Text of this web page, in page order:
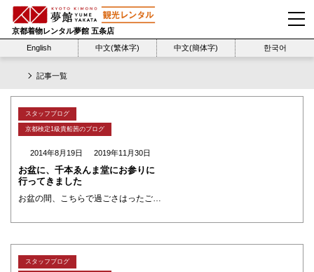
京都着物レンタル夢館 五条店
English 中文(繁体字) 中文(簡体字) 한국어
記事一覧
スタッフブログ
京都検定1級貴船茜のブログ
2014年8月19日 2019年11月30日
お盆に、千本ゑんま堂にお参りに
行ってきました
お盆の間、こちらで過ごさはったご先祖さんの霊も、送り火によって、 また、あの世へ帰っていかはった。 今年は、雨やったし、送り火もテレビで見た。 その代わりというか、送り火の前日に、千本ゑんま堂に行ってきた。 この辺りは、 ・・・
スタッフブログ